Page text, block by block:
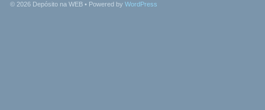
© 2026 Depósito na WEB • Powered by WordPress